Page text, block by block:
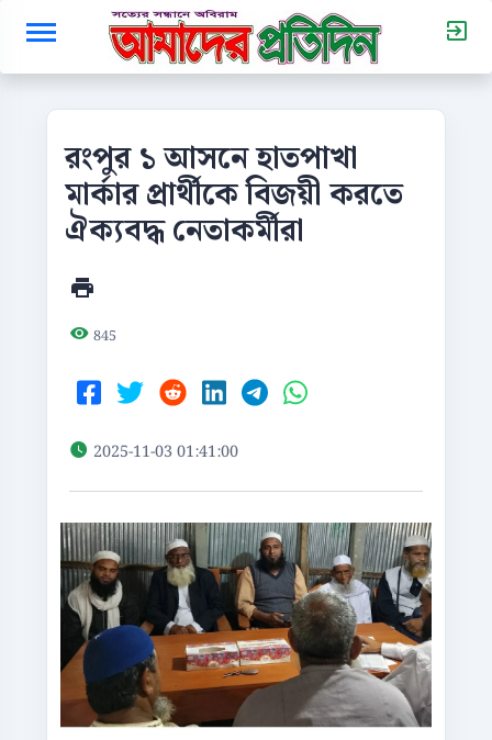
রংপুর ১ আসনে হাতপাখা
মার্কার প্রার্থীকে বিজয়ী করতে
ঐক্যবদ্ধ নেতাকর্মীরা
845
2025-11-03 01:41:00